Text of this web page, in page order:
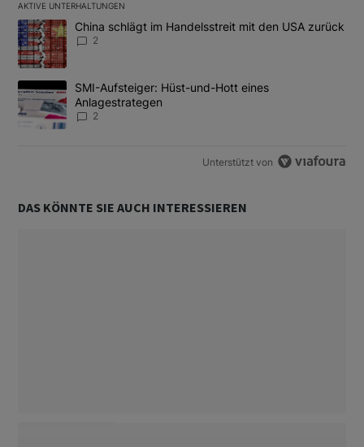
AKTIVE UNTERHALTUNGEN
Das Folgende ist eine Liste der am meisten kommentierten
Ein Trendartikel mit dem Titel "China schlägt im Handelsstreit
China schlägt im Handelsstreit mit den USA zurück
2
Ein Trendartikel mit dem Titel "SMI-Aufsteiger: Hüst-und-Hott
SMI-Aufsteiger: Hüst-und-Hott eines
Anlagestrategen
2
Unterstützt von
DAS KÖNNTE SIE AUCH INTERESSIEREN